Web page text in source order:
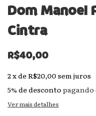
Dom Manoel
Cintra
R$40,00
2xde R$20,00 sem juros
5% de desconto pagando
Ver mais detalhes